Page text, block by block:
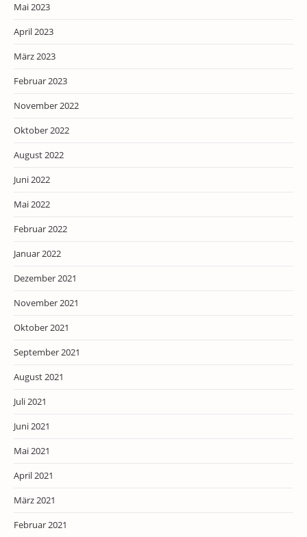
Mai 2023
April 2023
März 2023
Februar 2023
November 2022
Oktober 2022
August 2022
Juni 2022
Mai 2022
Februar 2022
Januar 2022
Dezember 2021
November 2021
Oktober 2021
September 2021
August 2021
Juli 2021
Juni 2021
Mai 2021
April 2021
März 2021
Februar 2021